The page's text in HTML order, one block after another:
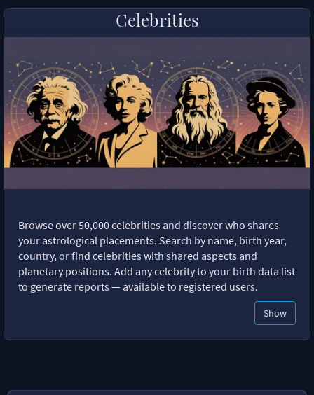
Celebrities
Browse over 50,000 celebrities and discover who shares
your astrological placements. Search by name, birth year,
country, or find celebrities with shared aspects and
planetary positions. Add any celebrity to your birth data list
to generate reports — available to registered users.
Show